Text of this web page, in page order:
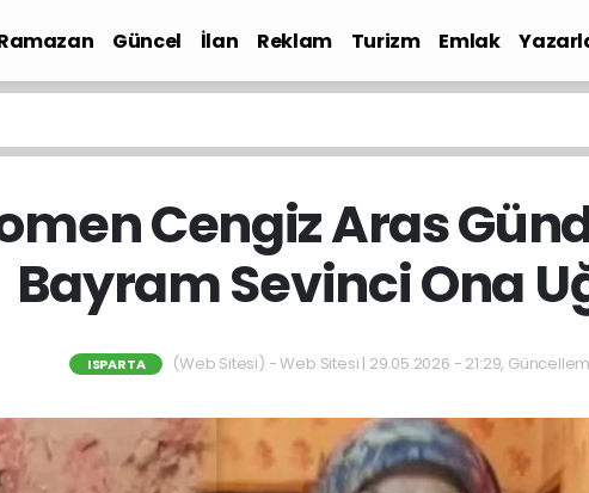
Güncel İlan Reklam Turizm Emlak
Cengiz Aras
Bayram Sevinci Ona
ISPARTA (Web Sitesi) - Web Sitesi | 29.05.2026 - 21:29,